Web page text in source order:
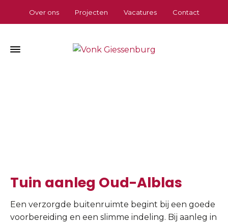
Over ons Projecten Vacatures Contact
Tuin aanleg Oud-Alblas
Een verzorgde buitenruimte begint bij een goede
voorbereiding en een slimme indeling. Bij aanleg in